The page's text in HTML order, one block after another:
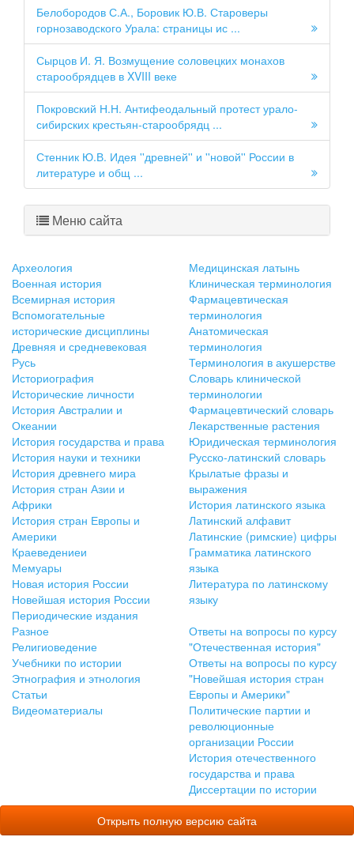
Белобородов С.А., Боровик Ю.В. Староверы
горнозаводского Урала: страницы ис ...
Сырцов И. Я. Возмущение соловецких монахов
старообрядцев в XVIII веке
Покровский Н.Н. Антифеодальный протест урало-
сибирских крестьян-старообрядц ...
Стенник Ю.В. Идея ''древней'' и ''новой'' России в
литературе и общ ...
Меню сайта
Археология
Военная история
Всемирная история
Вспомогательные
исторические дисциплины
Древняя и средневековая
Русь
Историография
Исторические личности
История Австралии и
Океании
История государства и права
История науки и техники
История древнего мира
История стран Азии и
Африки
История стран Европы и
Америки
Краеведениеи
Мемуары
Новая история России
Новейшая история России
Периодические издания
Разное
Религиоведение
Учебники по истории
Этнография и этнология
Статьи
Видеоматериалы
Медицинская латынь
Клиническая терминология
Фармацевтическая
терминология
Анатомическая
терминология
Терминология в акушерстве
Словарь клинической
терминологии
Фармацевтический словарь
Лекарственные растения
Юридическая терминология
Русско-латинский словарь
Крылатые фразы и
выражения
История латинского языка
Латинский алфавит
Латинские (римские) цифры
Грамматика латинского
языка
Литература по латинскому
языку
Ответы на вопросы по курсу
"Отечественная история"
Ответы на вопросы по курсу
"Новейшая история стран
Европы и Америки"
Политические партии и
революционные
организации России
История отечественного
государства и права
Диссертации по истории
Открыть полную версию сайта